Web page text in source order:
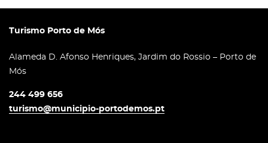
Turismo Porto de Mós
Alameda D. Afonso Henriques, Jardim do Rossio – Porto de
Mós
244 499 656
turismo@municipio-portodemos.pt